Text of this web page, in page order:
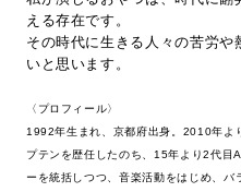
える存在です。
その時代に生きる人々の苦労
いと思います。
〈プロフィール〉
1992年生まれ、京都府出身。2010年よ
プテンを歴任したのち、15年より2代目
ーを統括しつつ、音楽活動をはじめ、